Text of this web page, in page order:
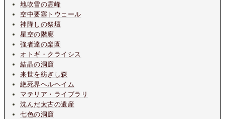
地吹雪の霊峰
空中要塞トウェール
神降しの祭壇
星空の階廊
強者達の楽園
オトギ・クライシス
結晶の洞窟
来世を紡ぎし森
絶死界ヘルヘイム
マテリア・ライブラリ
沈んだ太古の遺産
七色の洞窟